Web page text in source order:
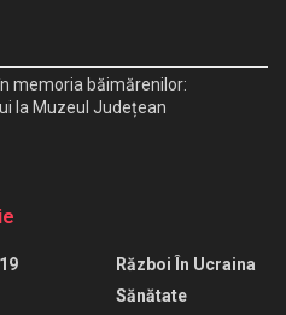
memoria băimărenilor:
la Muzeul Județean
Război În Ucraina
Sănătate